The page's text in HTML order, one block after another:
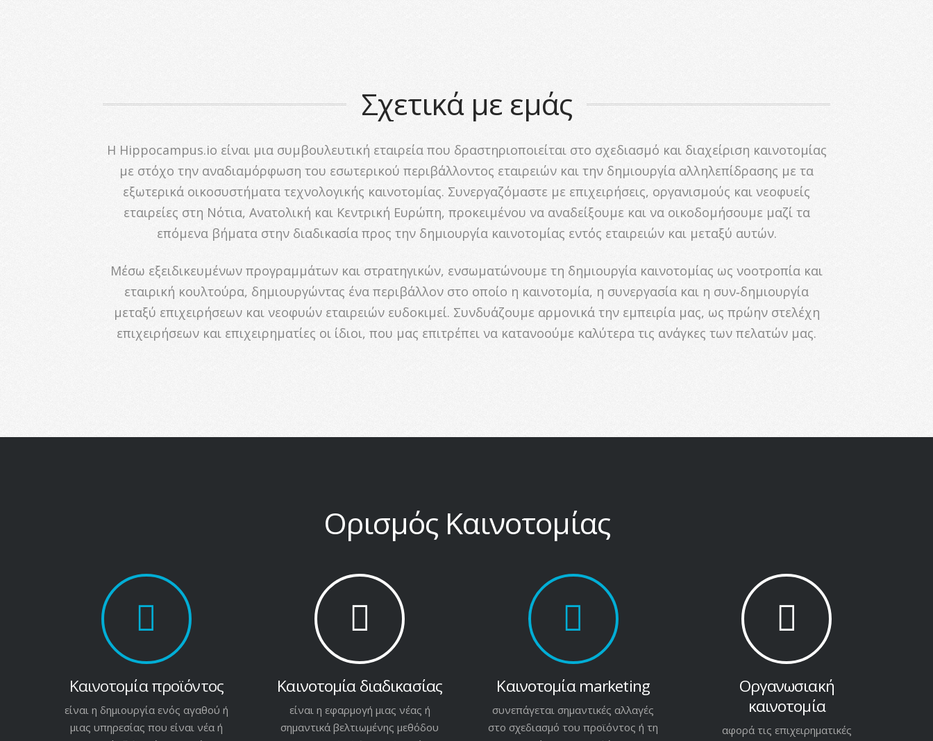
Σχετικά με εμάς
Η Hippocampus.io είναι μια συμβουλευτική εταιρεία που δραστηριοποιείται στο σχεδιασμό και διαχείριση καινοτομίας
με στόχο την αναδιαμόρφωση του εσωτερικού περιβάλλοντος εταιρειών και την δημιουργία αλληλεπίδρασης με τα
εξωτερικά οικοσυστήματα τεχνολογικής καινοτομίας. Συνεργαζόμαστε με επιχειρήσεις, οργανισμούς και νεοφυείς
εταιρείες στη Νότια, Ανατολική και Κεντρική Ευρώπη, προκειμένου να αναδείξουμε και να οικοδομήσουμε μαζί τα
επόμενα βήματα στην διαδικασία προς την δημιουργία καινοτομίας εντός εταιρειών και μεταξύ αυτών.
Μέσω εξειδικευμένων προγραμμάτων και στρατηγικών, ενσωματώνουμε τη δημιουργία καινοτομίας ως νοοτροπία και
εταιρική κουλτούρα, δημιουργώντας ένα περιβάλλον στο οποίο η καινοτομία, η συνεργασία και η συν‐δημιουργία
μεταξύ επιχειρήσεων και νεοφυών εταιρειών ευδοκιμεί. Συνδυάζουμε αρμονικά την εμπειρία μας, ως πρώην στελέχη
επιχειρήσεων και επιχειρηματίες οι ίδιοι, που μας επιτρέπει να κατανοούμε καλύτερα τις ανάγκες των πελατών μας.
Ορισμός Καινοτομίας
Καινοτομία προϊόντος
είναι η δημιουργία ενός αγαθού ή
μιας υπηρεσίας που είναι νέα ή
Καινοτομία διαδικασίας
είναι η εφαρμογή μιας νέας ή
σημαντικά βελτιωμένης μεθόδου
Καινοτομία marketing
συνεπάγεται σημαντικές αλλαγές
στο σχεδιασμό του προϊόντος ή τη
Οργανωσιακή
καινοτομία
αφορά τις επιχειρηματικές